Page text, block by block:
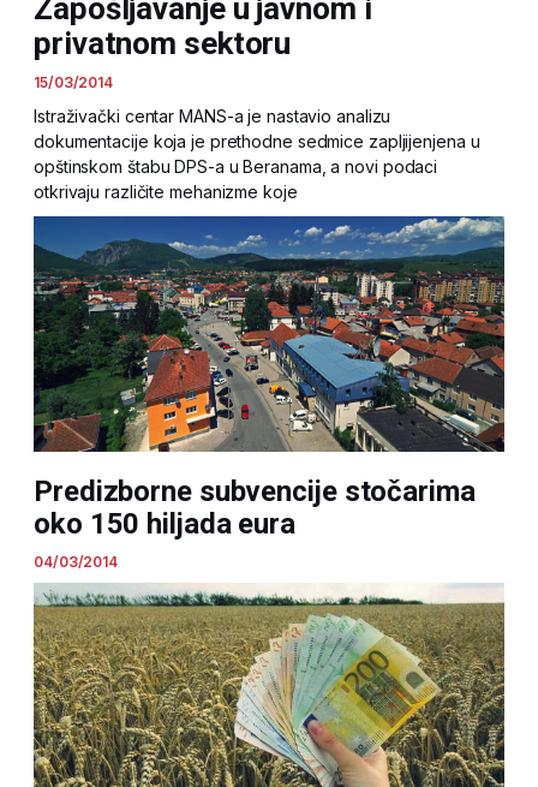
Zapošljavanje u javnom i
privatnom sektoru
15/03/2014
Istraživački centar MANS-a je nastavio analizu
dokumentacije koja je prethodne sedmice zapljijenjena u
opštinskom štabu DPS-a u Beranama, a novi podaci
otkrivaju različite mehanizme koje
Predizborne subvencije stočarima
oko 150 hiljada eura
04/03/2014